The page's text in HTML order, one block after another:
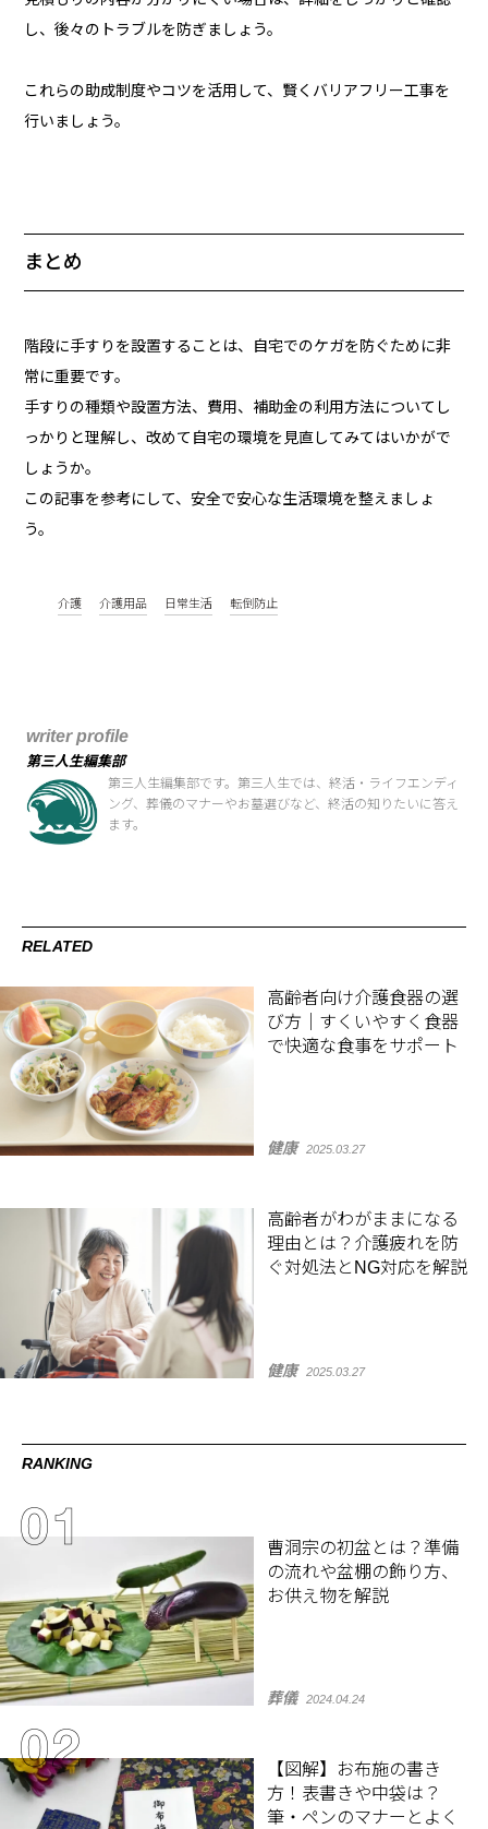
し、後々のトラブルを防ぎましょう。
これらの助成制度やコツを活用して、賢くバリアフリー工事を
行いましょう。
まとめ
階段に手すりを設置することは、自宅でのケガを防ぐために非
常に重要です。
手すりの種類や設置方法、費用、補助金の利用方法についてし
っかりと理解し、改めて自宅の環境を見直してみてはいかがで
しょうか。
この記事を参考にして、安全で安心な生活環境を整えましょ
う。
介護 介護用品 日常生活 転倒防止
writer profile
第三人生編集部
第三人生編集部です。第三人生では、終活・ライフエンディ
ング、葬儀のマナーやお墓選びなど、終活の知りたいに答え
ます。
RELATED
高齢者向け介護食器の選
び方｜すくいやすく食器
で快適な食事をサポート
健康 2025.03.27
高齢者がわがままになる
理由とは？介護疲れを防
ぐ対処法とNG対応を解説
健康 2025.03.27
RANKING
曹洞宗の初盆とは？準備
の流れや盆棚の飾り方、
お供え物を解説
葬儀 2024.04.24
【図解】お布施の書き
方！表書きや中袋は？
筆・ペンのマナーとよく